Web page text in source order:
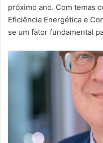
próximo ano. Com temas
Eficiência Energética e
se um fator fundamental